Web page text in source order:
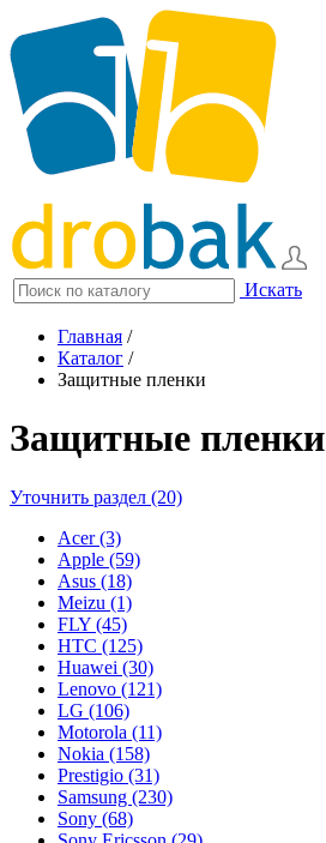
Искать
Главная /
Каталог /
Защитные пленки
Защитные пленки
Уточнить раздел (20)
Acer (3)
Apple (59)
Asus (18)
Meizu (1)
FLY (45)
HTC (125)
Huawei (30)
Lenovo (121)
LG (106)
Motorola (11)
Nokia (158)
Prestigio (31)
Samsung (230)
Sony (68)